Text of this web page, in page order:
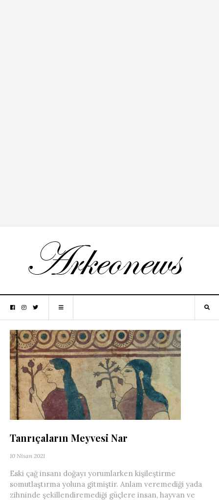
Tanrıçaların Meyvesi Nar
10 Nisan 2021
Eski çağ insanı doğayı yorumlarken kişileştirme
somutlaştırma yoluna gitmiştir. Anlam veremediği yada
zihninde şekillendiremediği güçlere insan, hayvan ve